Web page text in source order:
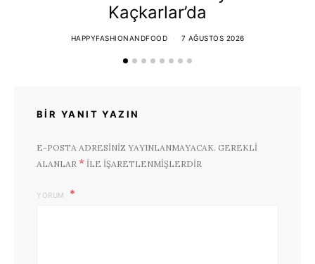
Kaçkarlar’da
HAPPYFASHIONANDFOOD 7 AĞUSTOS 2026
BIR YANIT YAZIN
E-POSTA ADRESINIZ YAYINLANMAYACAK. GEREKLI
ALANLAR * ILE IŞARETLENMIŞLERDIR
YORUM